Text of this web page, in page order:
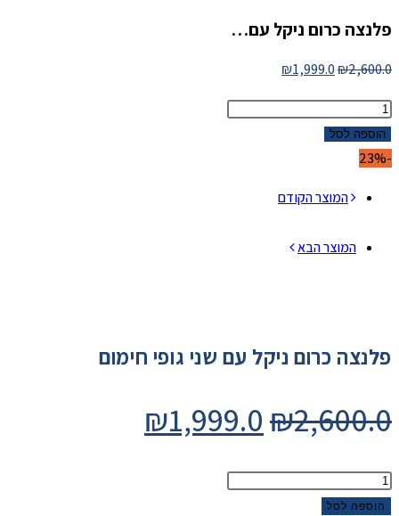
פלנצה כרום ניקל עם…
₪2,600.0
המחיר
היה:
₪2,600.0.
₪1,999.0 המחיר
הוא:
כמות
של
פלנצה
הוספה לסל
המוצר הקודם
המוצר הבא
פלנצה כרום ניקל עם שני גופי חימום
₪2,600.0 המחיר
המקורי
היה:
₪1,999.0 המחיר
הנוכחי
כמות
שלהוספה לסל